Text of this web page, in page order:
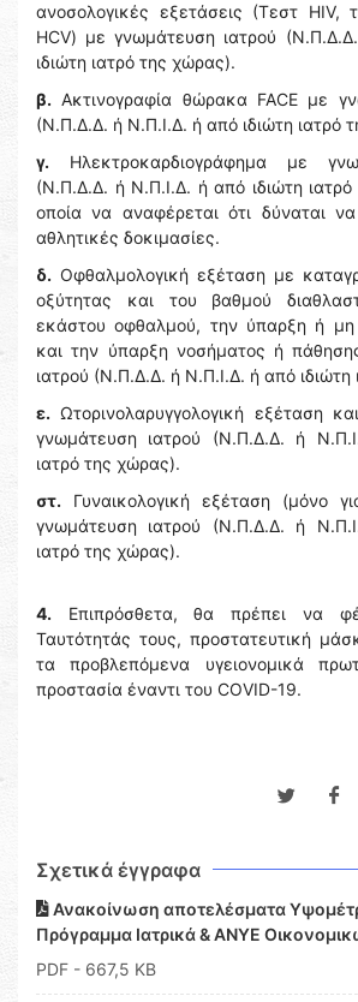
ανοσολογικές εξετάσεις (Τεστ HIV,
HCV) με γνωμάτευση ιατρού
ιδιώτη ιατρό της χώρας).
β. Ακτινογραφία θώρακα FACE με
(Ν.Π.Δ.Δ. ή Ν.Π.Ι.Δ. ή από ιδιώτη ιατρό
γ. Ηλεκτροκαρδιογράφημα με
(Ν.Π.Δ.Δ. ή Ν.Π.Ι.Δ. ή από ιδιώτη
οποία να αναφέρεται ότι δύναται
αθλητικές δοκιμασίες.
δ. Οφθαλμολογική εξέταση με
οξύτητας και του βαθμού
εκάστου οφθαλμού, την ύπαρξη ή μη
και την ύπαρξη νοσήματος ή
ιατρού (Ν.Π.Δ.Δ. ή Ν.Π.Ι.Δ. ή από ιδιώτη
ε. Ωτορινολαρυγγολογική εξέταση
γνωμάτευση ιατρού (Ν.Π.Δ.Δ. ή
ιατρό της χώρας).
στ. Γυναικολογική εξέταση (μόνο
γνωμάτευση ιατρού (Ν.Π.Δ.Δ. ή
ιατρό της χώρας).
4. Επιπρόσθετα, θα πρέπει να
Ταυτότητάς τους, προστατευτική
τα προβλεπόμενα υγειονομικά
προστασία έναντι του COVID-19.
Σχετικά έγγραφα
Ανακοίνωση αποτελέσματα
Πρόγραμμα Ιατρικά & ΑΝΥΕ
PDF - 667,5 KB